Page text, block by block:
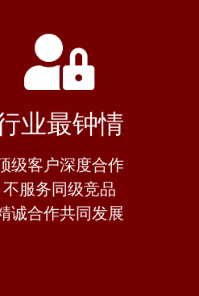
业最钟情
级客户深度合作
不服务同级竞品
诚合作共同发展